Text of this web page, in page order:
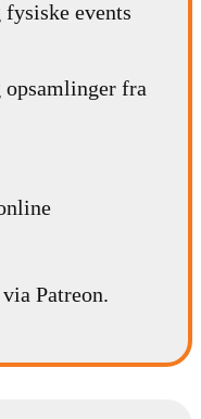
events
opsamlinger fra
Patreon.